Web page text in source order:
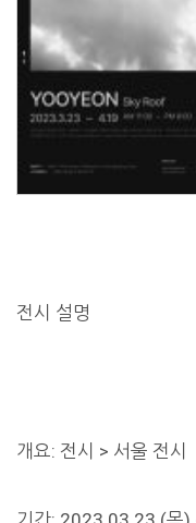
전시 설명
개요: 전시 > 서울 전시